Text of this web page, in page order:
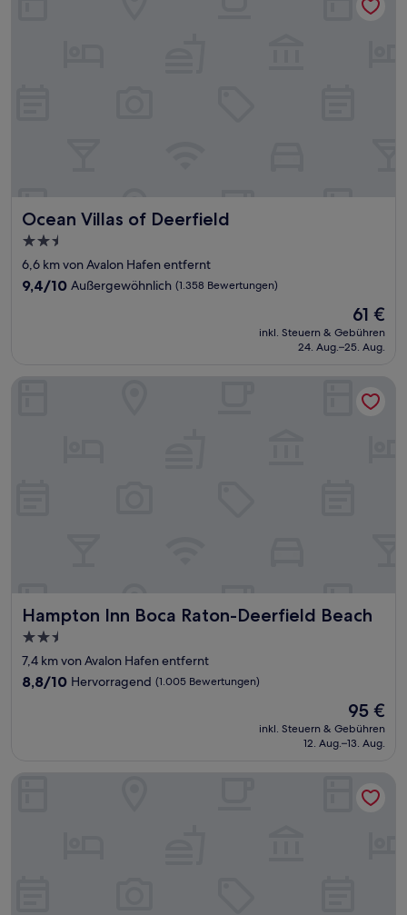
Ocean Villas of Deerfield
Ocean Villas of Deerfield
2.5-
Sterne-
Unterkunft
6,6 km von Avalon Hafen entfernt
9.4
9,4/10 Außergewöhnlich (1.358 Bewertungen)
Der
Preis
beträgt
61 €
inkl. Steuern & Gebühren
24. Aug.–25. Aug.
Hampton Inn Boca Raton-Deerfield Beach
Hampton Inn Boca Raton-Deerfield Beach
2.5-
Sterne-
Unterkunft
7,4 km von Avalon Hafen entfernt
8.8
8,8/10 Hervorragend (1.005 Bewertungen)
Der
Preis
beträgt
95 €
inkl. Steuern & Gebühren
12. Aug.–13. Aug.
Plunge Beach Resort